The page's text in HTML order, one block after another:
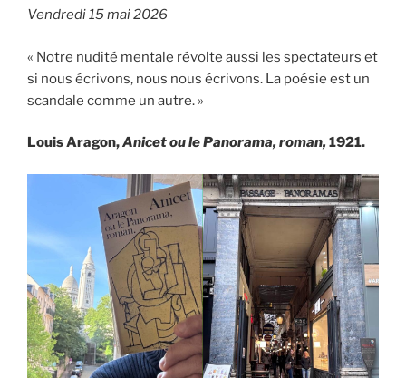
Vendredi 15 mai 2026
« Notre nudité mentale révolte aussi les spectateurs et
si nous écrivons, nous nous écrivons. La poésie est un
scandale comme un autre. »
Louis Aragon,Anicet ou le Panorama, roman, 1921.